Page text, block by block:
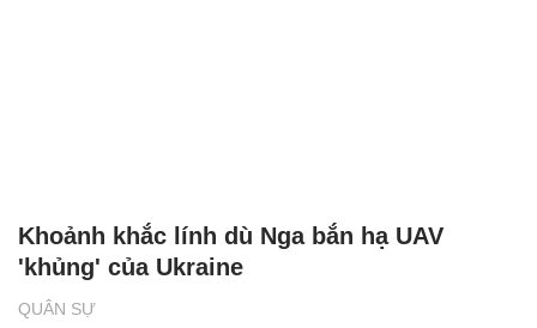
QUÂN SỰ
Khoảnh khắc lính dù Nga bắn hạ UAV
'khủng' của Ukraine